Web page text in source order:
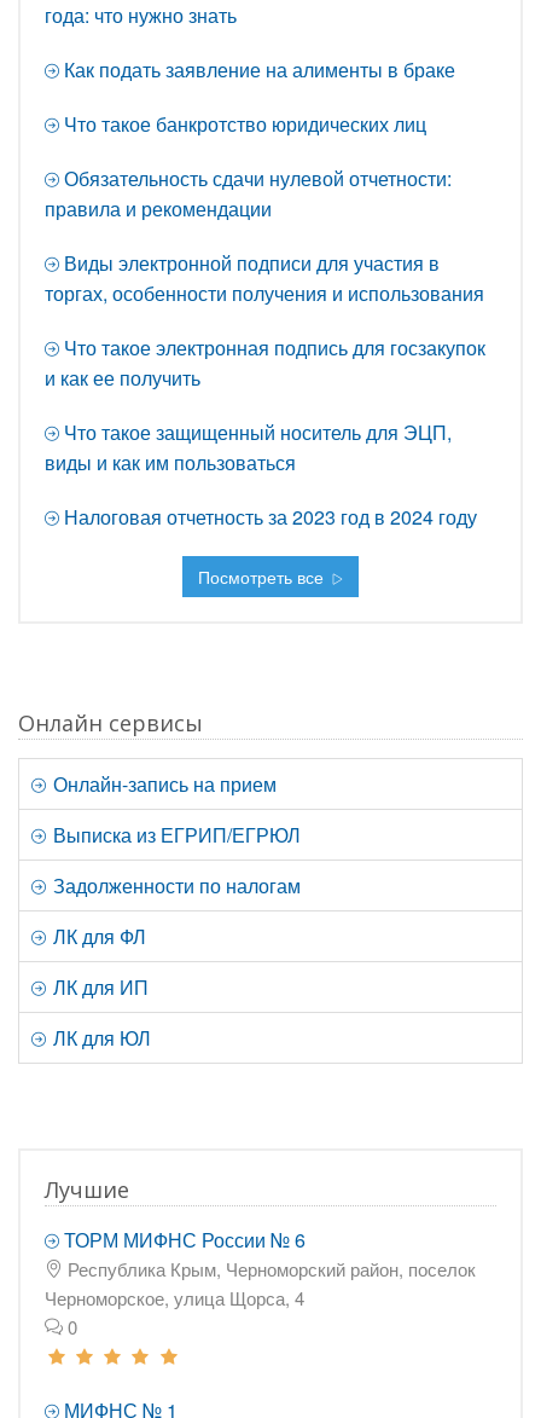
года: что нужно знать
Как подать заявление на алименты в браке
Что такое банкротство юридических лиц
Обязательность сдачи нулевой отчетности:
правила и рекомендации
Виды электронной подписи для участия в
торгах, особенности получения и использования
Что такое электронная подпись для госзакупок
и как ее получить
Что такое защищенный носитель для ЭЦП,
виды и как им пользоваться
Налоговая отчетность за 2023 год в 2024 году
Посмотреть все
Онлайн сервисы
Онлайн-запись на прием
Выписка из ЕГРИП/ЕГРЮЛ
Задолженности по налогам
ЛК для ФЛ
ЛК для ИП
ЛК для ЮЛ
Лучшие
ТОРМ МИФНС России № 6
Республика Крым, Черноморский район, поселок
Черноморское, улица Щорса, 4
0
МИФНС № 1